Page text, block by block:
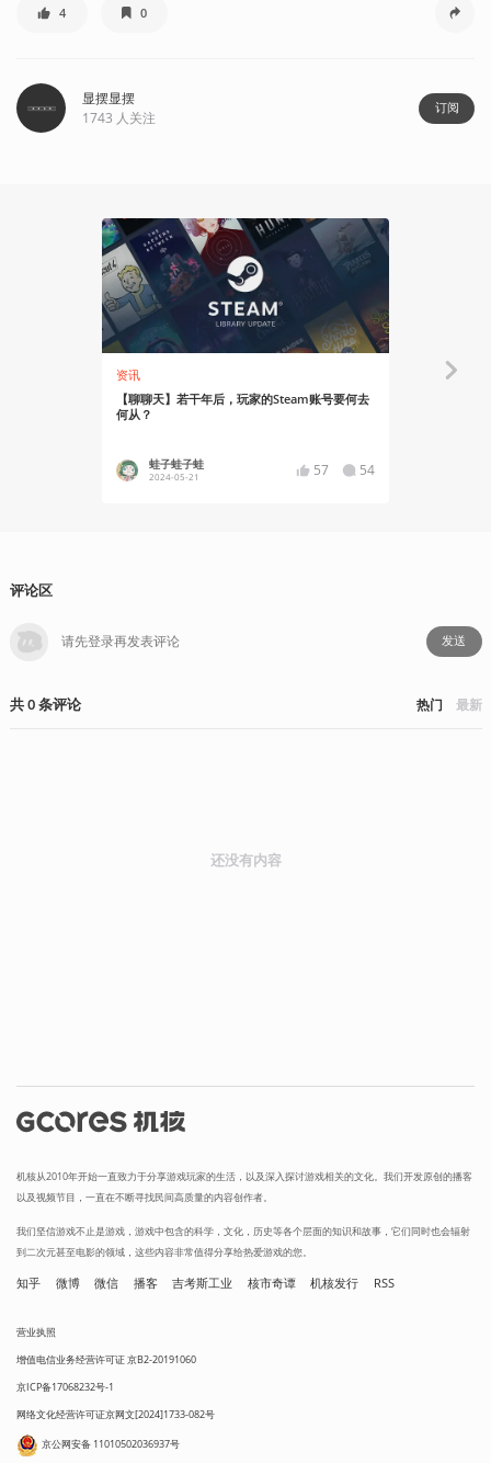
4 0
显摆显摆
1743 人关注
订阅
资讯
【聊聊天】若干年后，玩家的Steam账号要何去
何从？
蛙子蛙子蛙
2024-05-21 57 54
评论区
发送
共0条评论 热门 最新
还没有内容
机核从2010年开始一直致力于分享游戏玩家的生活，以及深入探讨游戏相关的文化。我们开发原创的播客
以及视频节目，一直在不断寻找民间高质量的内容创作者。
我们坚信游戏不止是游戏，游戏中包含的科学，文化，历史等各个层面的知识和故事，它们同时也会辐射
到二次元甚至电影的领域，这些内容非常值得分享给热爱游戏的您。
知乎 微博 微信 播客 吉考斯工业 核市奇谭 机核发行 RSS
营业执照
增值电信业务经营许可证 京B2-20191060
京ICP备17068232号-1
网络文化经营许可证京网文[2024]1733-082号
京公网安备 11010502036937号